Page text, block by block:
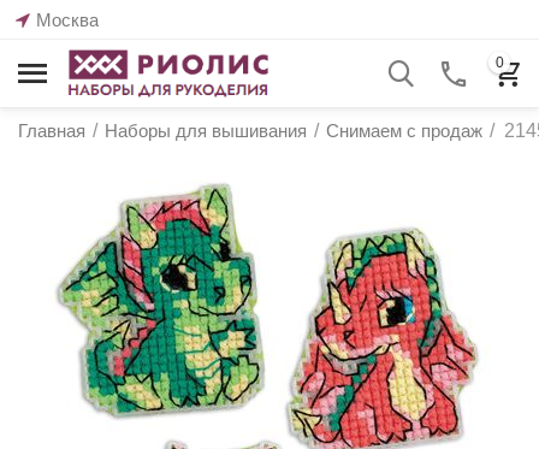
Москва
0
Главная / Наборы для вышивания / Снимаем с продаж /